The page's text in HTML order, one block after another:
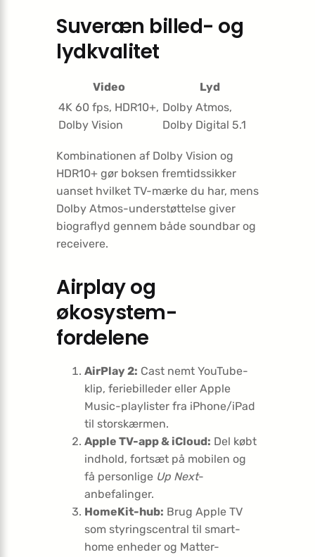
Suveræn billed- og
lydkvalitet
Video
Lyd
4K 60 fps, HDR10+,
Dolby Vision
Dolby Atmos,
Dolby Digital 5.1
Kombinationen af Dolby Vision og
HDR10+ gør boksen fremtidssikker
uanset hvilket TV-mærke du har, mens
Dolby Atmos-understøttelse giver
biograflyd gennem både soundbar og
receivere.
Airplay og
økosystem-
fordelene
AirPlay 2: Cast nemt YouTube-
klip, feriebilleder eller Apple
Music-playlister fra iPhone/iPad
til storskærmen.
Apple TV-app & iCloud: Del købt
indhold, fortsæt på mobilen og
få personlige Up Next-
anbefalinger.
HomeKit-hub: Brug Apple TV
som styrings­central til smart-
home enheder og Matter-